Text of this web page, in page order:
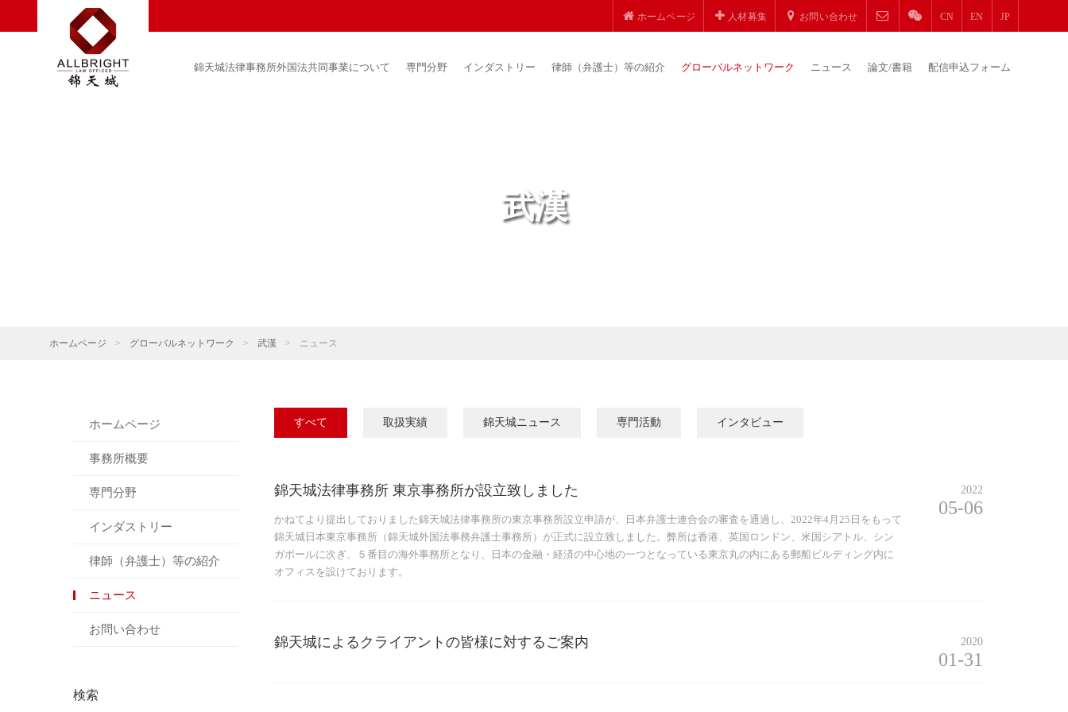
ホームページ 人材募集 お問い合わせ CN EN JP
錦天城法律事務所外国法共同事業について 専門分野 インダストリー 律師（弁護士）等の紹介 グローバルネットワーク ニュース 論文/書籍 配信申込フォーム
武漢
ホームページ > グローバルネットワーク > 武漢 > ニュース
ホームページ
事務所概要
専門分野
インダストリー
律師（弁護士）等の紹介
ニュース
お問い合わせ
検索
すべて 取扱実績 錦天城ニュース 専門活動 インタビュー
錦天城法律事務所 東京事務所が設立致しました
かねてより提出しておりました錦天城法律事務所の東京事務所設立申請が、日本弁護士連合会の審査を通過し、2022年4月25日をもって
錦天城日本東京事務所（錦天城外国法事務弁護士事務所）が正式に設立致しました。弊所は香港、英国ロンドン、米国シアトル、シン
ガポールに次ぎ、５番目の海外事務所となり、日本の金融・経済の中心地の一つとなっている東京丸の内にある郵船ビルディング内に
オフィスを設けております。
2022
05-06
錦天城によるクライアントの皆様に対するご案内 2020
01-31